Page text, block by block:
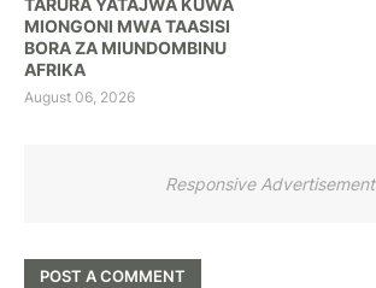
MIONGONI MWA TAASISI
BORA ZA MIUNDOMBINU
AFRIKA
August 06, 2026
Responsive Advertisement
POST A COMMENT